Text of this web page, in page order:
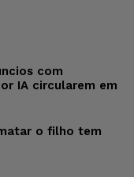
com
IA circularem em
o filho tem